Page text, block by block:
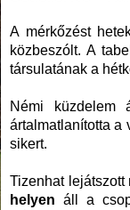
A mérkőzést
közbeszólt. A
társulatának a
Némi küzdelem
ártalmatlanította a
sikert.
Tizenhat
helyen áll a